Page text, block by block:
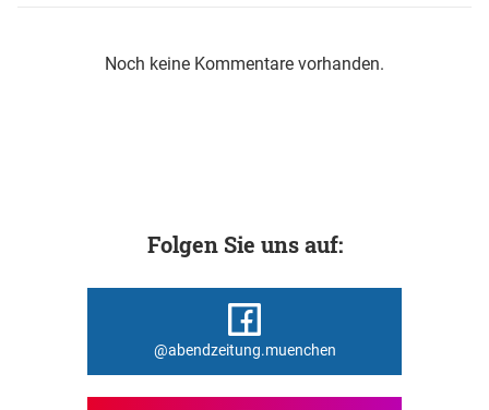
Noch keine Kommentare vorhanden.
Folgen Sie uns auf:
@abendzeitung.muenchen